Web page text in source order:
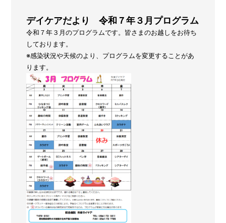
デイケアだより 令和７年３月プログラム
令和７年３月のプログラムです。皆さまのお越しをお待ち
しております。
※感染状況や天候のより、プログラムを変更することがあ
ります。